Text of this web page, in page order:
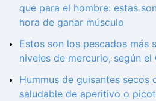
que para el hombre: estas
hora de ganar músculo
Estos son los pescados más
niveles de mercurio, según el
Hummus de guisantes secos
saludable de aperitivo o